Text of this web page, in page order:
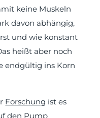
keine Muskeln
davon abhängig,
und wie konstant
heißt aber noch
endgültig ins Korn
Forschung ist es
den Pump